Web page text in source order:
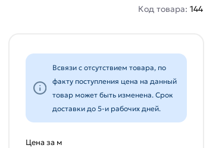
Код товара: 144
Всвязи с отсутствием товара, по
факту поступления цена на данный
товар может быть изменена. Срок
доставки до 5-и рабочих дней.
Цена за м